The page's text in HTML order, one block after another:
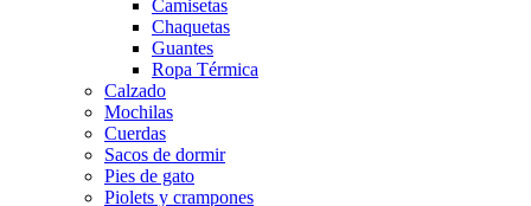
Camisetas
Chaquetas
Guantes
Ropa Térmica
Calzado
Mochilas
Cuerdas
Sacos de dormir
Pies de gato
Piolets y crampones